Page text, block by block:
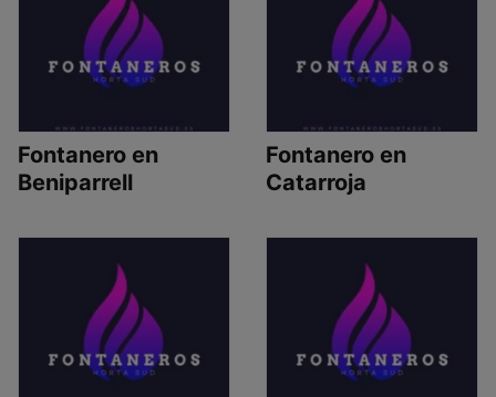
Fontanero en
Beniparrell
Fontanero en
Catarroja